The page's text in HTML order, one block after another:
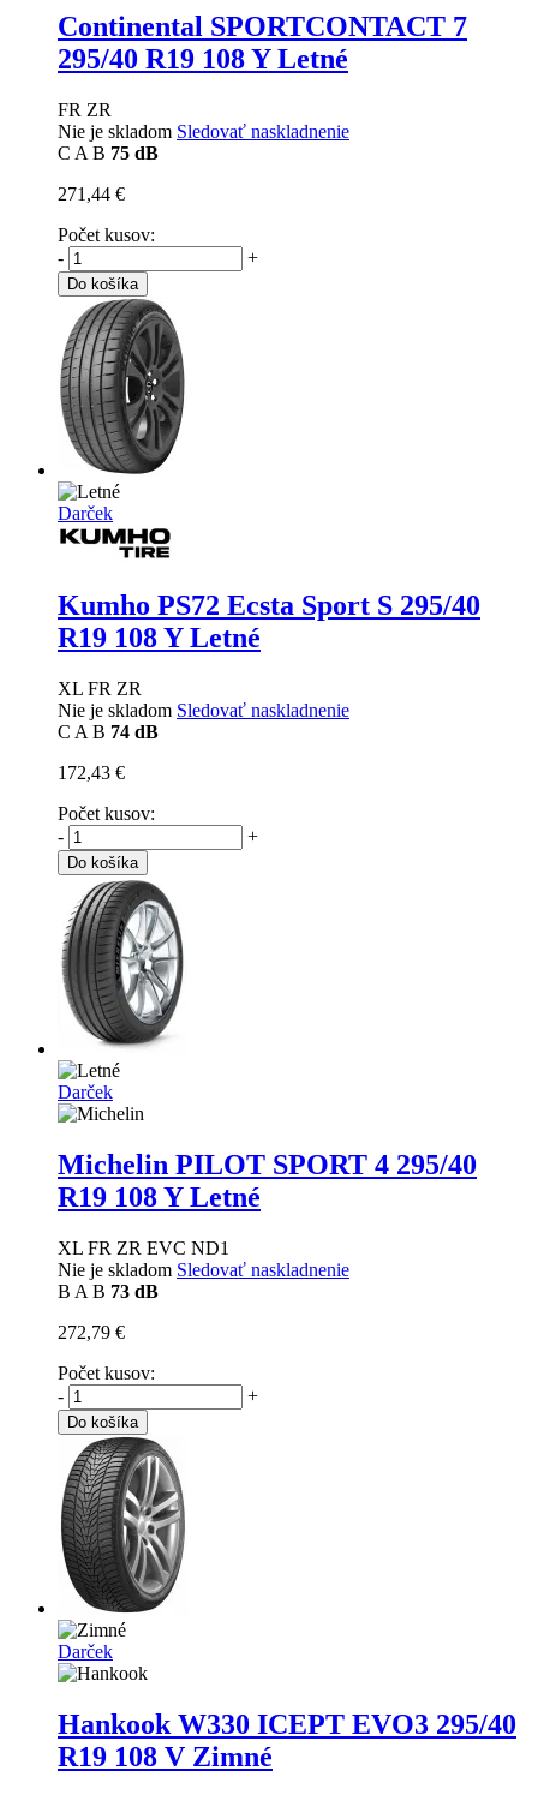
Continental SPORTCONTACT 7
295/40 R19 108 Y Letné
FR ZR
Nie je skladom Sledovať naskladnenie
C A B 75 dB
271,44 €
Počet kusov:
-
+
Do košíka
Darček
Kumho PS72 Ecsta Sport S 295/40
R19 108 Y Letné
XL FR ZR
Nie je skladom Sledovať naskladnenie
C A B 74 dB
172,43 €
Počet kusov:
-
+
Do košíka
Darček
Michelin PILOT SPORT 4 295/40
R19 108 Y Letné
XL FR ZR EVC ND1
Nie je skladom Sledovať naskladnenie
B A B 73 dB
272,79 €
Počet kusov:
-
+
Do košíka
Darček
Hankook W330 ICEPT EVO3 295/40
R19 108 V Zimné